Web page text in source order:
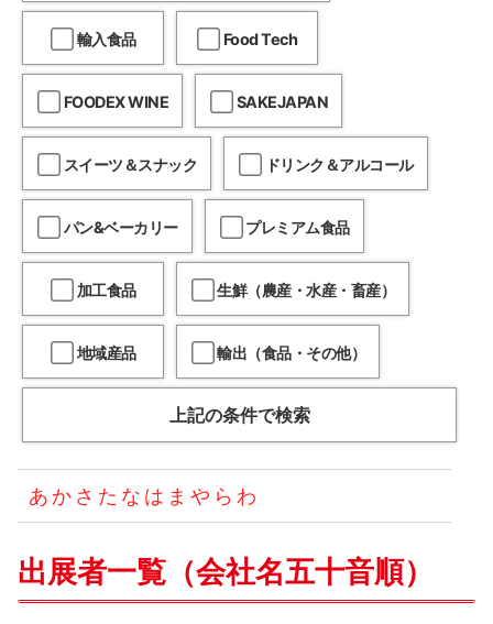
輸入食品 Food Tech
FOODEX WINE SAKEJAPAN
スイーツ＆スナック ドリンク＆アルコール
パン&ベーカリー プレミアム食品
加工食品 生鮮（農産・水産・畜産）
地域産品 輸出（食品・その他）
上記の条件で検索
あか さ た な は ま や ら わ
出展者一覧（会社名五十音順）